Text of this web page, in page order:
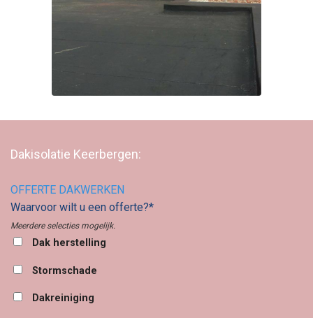
Dakisolatie Keerbergen:
OFFERTE DAKWERKEN
Waarvoor wilt u een offerte?*
Meerdere selecties mogelijk.
Dak herstelling
Stormschade
Dakreiniging